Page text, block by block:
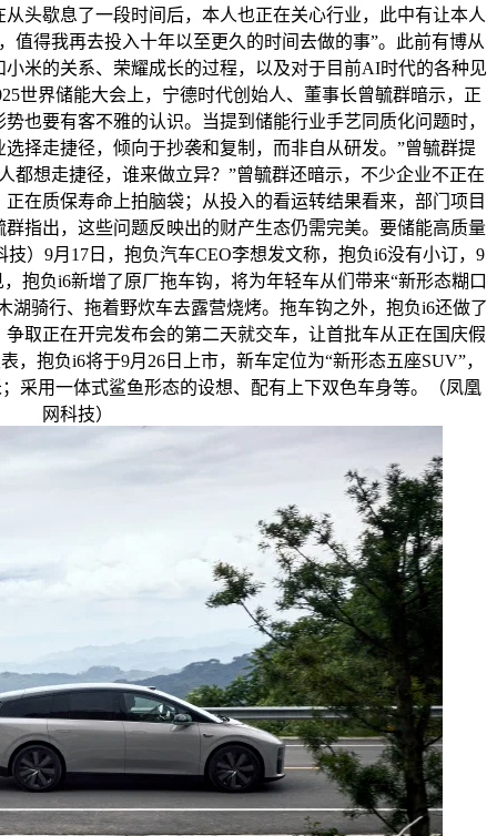
头歇息了一段时间后，本人也正在关心行业，此中有让本人
值得我再去投入十年以至更久的时间去做的事”。此前有博从
米的关系、荣耀成长的过程，以及对于目前AI时代的各种见
世界储能大会上，宁德时代创始人、董事长曾毓群暗示，正
也要有客不雅的认识。当提到储能行业手艺同质化问题时，
择走捷径，倾向于抄袭和复制，而非自从研发。”曾毓群提
都想走捷径，谁来做立异？”曾毓群还暗示，不少企业不正在
在质保寿命上拍脑袋；从投入的看运转结果看来，部门项目
指出，这些问题反映出的财产生态仍需完美。要储能高质量
）9月17日，抱负汽车CEO李想发文称，抱负i6没有小订，9
抱负i6新增了原厂拖车钩，将为年轻车从们带来“新形态糊口
湖骑行、拖着野炊车去露营烧烤。拖车钩之外，抱负i6还做了
取正在开完发布会的第二天就交车，让首批车从正在国庆假
，抱负i6将于9月26日上市，新车定位为“新形态五座SUV”，
采用一体式鲨鱼形态的设想、配有上下双色车身等。（凤凰
网科技）